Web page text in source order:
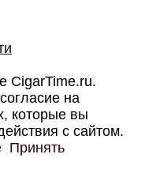
CigarTime.ru.
на
которые вы
с сайтом.
Принять